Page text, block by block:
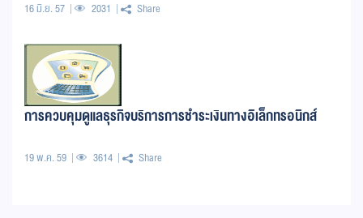
16 มิ.ย. 57 2031 Share
การควบคุมดูแลธุรกิจบริการการชำระเงินทางอิเล็กทรอนิกส์
19 พ.ค. 59 3614 Share